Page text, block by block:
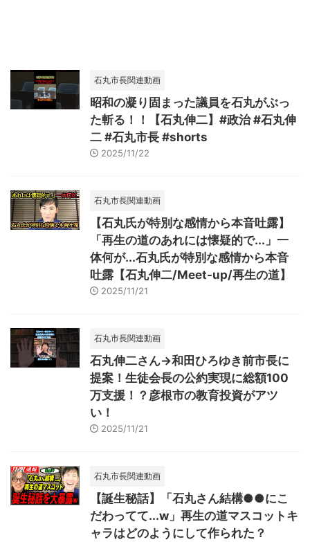
石丸市長関連動画
昭和の凝り固まった議員を石丸がぶっ
た斬る！！【石丸伸二】#政治 #石丸伸
二 #石丸市長 #shorts
2025/11/22
石丸市長関連動画
【石丸氏が特別な感情から本音吐露】
「再生の道のあれには懐疑的で...」一
体何が...石丸氏が特別な感情から本音
吐露【石丸伸二/Meet-up/再生の道】
2025/11/21
石丸市長関連動画
石丸伸二さん→和田ひろゆき前市長に
提案！生徒会長の公約実現に総額100
万支援！？彦根市の教育投資がアツ
い！
2025/11/21
石丸市長関連動画
【誕生秘話】「石丸さん結構●●にこ
だわってて...w」再生の道マスコットキ
ャラはどのようにして作られた？